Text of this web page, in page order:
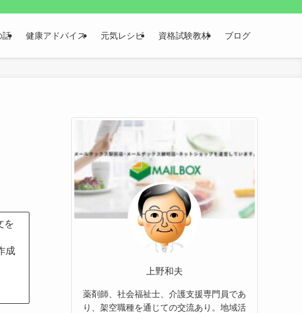
話 健康アドバイス 元気レシピ 資格試験教材 ブログ
を
成
上野和夫
薬剤師、社会福祉士、介護支援専門員であ
り、架空職種を通じての交流あり。地域活